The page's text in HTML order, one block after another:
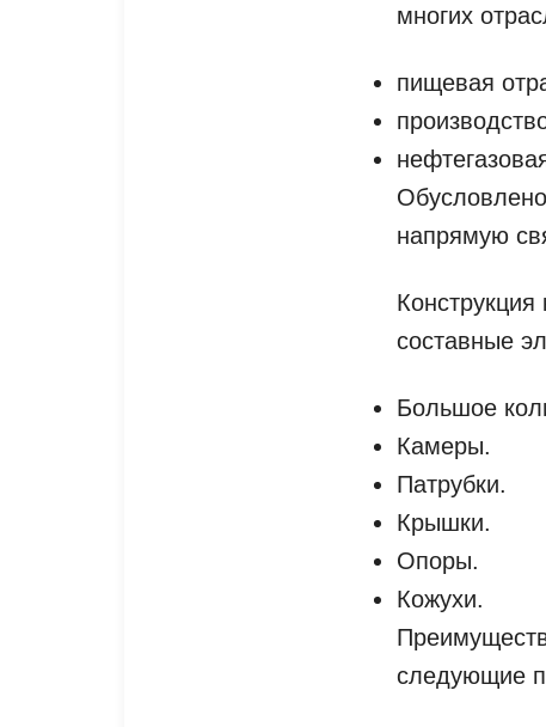
многих
пищевая
напрямую
составные
Большое
Камеры.
Патрубки.
Крышки.
Опоры.
Кожухи.
следующие